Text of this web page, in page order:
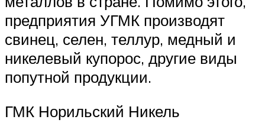
предприятия УГМК производят
свинец, селен, теллур, медный и
никелевый купорос, другие виды
попутной продукции.
ГМК Норильский Никель